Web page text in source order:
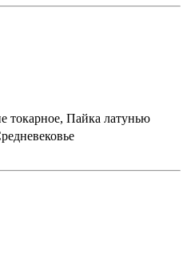
токарное, Пайка латунью